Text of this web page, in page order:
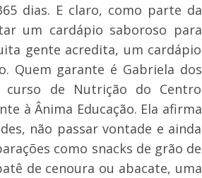
dias. E claro, como parte da
um cardápio saboroso para
gente acredita, um cardápio
Quem garante é Gabriela dos
curso de Nutrição do Centro
à Ânima Educação. Ela afirma
não passar vontade e ainda
como snacks de grão de
de cenoura ou abacate, uma